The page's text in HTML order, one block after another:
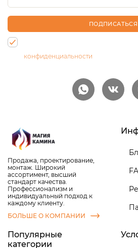
ПОДПИСАТЬСЯ
конфиденциальности
Продажа, проектирование,
монтаж. Широкий
ассортимент, высший
стандарт качества.
Профессионализм и
индивидуальный подход к
каждому клиенту.
БОЛЬШЕ О КОМПАНИИ
Популярные
категории